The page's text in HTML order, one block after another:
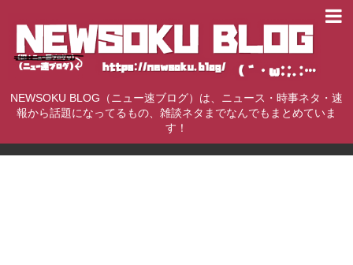
NEWSOKU BLOG（ニュー速ブログ）は、ニュース・時事ネタ・速
報から話題になってるもの、雑談ネタまでなんでもまとめていま
す！